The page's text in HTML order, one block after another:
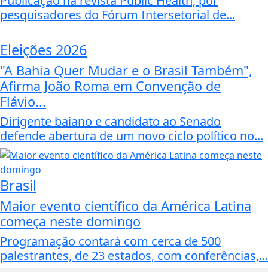
pesquisadores do Fórum Intersetorial de...
Eleições 2026
"A Bahia Quer Mudar e o Brasil Também",
Afirma João Roma em Convenção de
Flávio...
Dirigente baiano e candidato ao Senado
defende abertura de um novo ciclo político no...
Brasil
Maior evento científico da América Latina
começa neste domingo
Programação contará com cerca de 500
palestrantes, de 23 estados, com conferências,...